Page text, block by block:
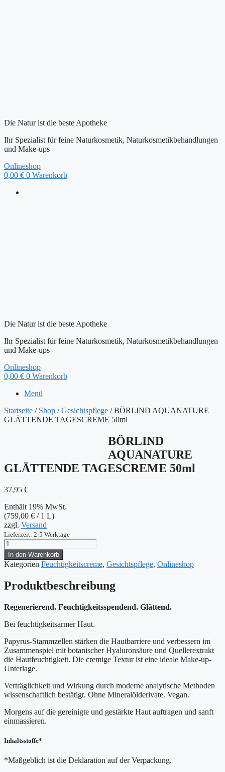
Die Natur ist die beste Apotheke
Ihr Spezialist für feine Naturkosmetik, Naturkosmetikbehandlungen
und Make-ups
Onlineshop
0,00 € 0 Warenkorb
Die Natur ist die beste Apotheke
Ihr Spezialist für feine Naturkosmetik, Naturkosmetikbehandlungen
und Make-ups
Onlineshop
0,00 € 0 Warenkorb
Menü
Startseite / Shop /Gesichtspflege / BÖRLIND AQUANATURE
GLÄTTENDE TAGESCREME 50ml
BÖRLIND
AQUANATURE
GLÄTTENDE TAGESCREME 50ml
37,95 €
Enthält 19% MwSt.
(759,00 € / 1 L)
zzgl. Versand
Lieferzeit: 2-5 Werktage
BÖRLIND
AQUANATURE
GLÄTTENDE
TAGESCREME
Menge
In den Warenkorb
Kategorien Feuchtigkeitscreme, Gesichtspflege, Onlineshop
Produktbeschreibung
Regenerierend. Feuchtigkeitsspendend. Glättend.
Bei feuchtigkeitsarmer Haut.
Papyrus-Stammzellen stärken die Hautbarriere und verbessern im
Zusammenspiel mit botanischer Hyaluronsäure und Quellerextrakt
die Hautfeuchtigkeit. Die cremige Textur ist eine ideale Make-up-
Unterlage.
Verträglichkeit und Wirkung durch moderne analytische Methoden
wissenschaftlich bestätigt. Ohne Mineralölderivate. Vegan.
Morgens auf die gereinigte und gestärkte Haut auftragen und sanft
einmassieren.
Inhaltsstoffe*
*Maßgeblich ist die Deklaration auf der Verpackung.